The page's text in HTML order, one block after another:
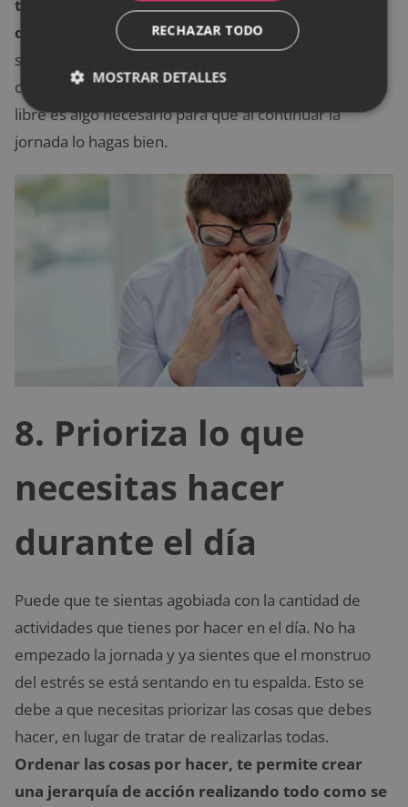
tus tiempos de descanso son precisamente para
que te tomes un respiro del día.Procura que esta
sea una realidad que manejes con seriedad. Aun
cuando sientas que no debes descansar. El tiempo
libre es algo necesario para que al continuar la
jornada lo hagas bien.
8. Prioriza lo que
necesitas hacer
durante el día
Puede que te sientas agobiada con la cantidad de
actividades que tienes por hacer en el día. No ha
empezado la jornada y ya sientes que el monstruo
del estrés se está sentando en tu espalda. Esto se
debe a que necesitas priorizar las cosas que debes
hacer, en lugar de tratar de realizarlas todas.
Ordenar las cosas por hacer, te permite crear
una jerarquía de acción realizando todo como se
RECHAZAR TODO
MOSTRAR DETALLES